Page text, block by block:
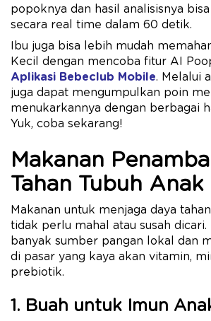
popoknya dan hasil analisisnya
secara real time dalam 60 detik.
Ibu juga bisa lebih mudah
Kecil dengan mencoba fitur AI
Aplikasi Bebeclub Mobile. Melalui
juga dapat mengumpulkan poin
menukarkannya dengan berbagai
Yuk, coba sekarang!
Makanan
Tahan Tubuh Anak
Makanan untuk menjaga daya
tidak perlu mahal atau susah dicari.
banyak sumber pangan lokal dan
di pasar yang kaya akan vitamin,
prebiotik.
1. Buah untuk Imun